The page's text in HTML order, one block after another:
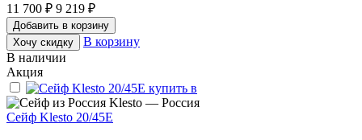
11 700 ₽ 9 219 ₽
Добавить в корзину
Хочу скидку
В корзину
В наличии
Акция
Klesto — Россия
Сейф Klesto 20/45E